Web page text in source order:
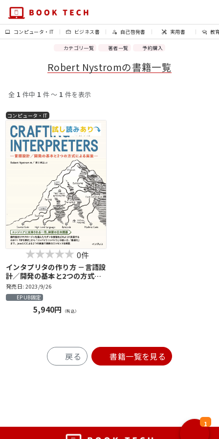
コンピュータ・IT ビジネス書 自己啓発書 実用書 教
カテゴリ一覧 著者一覧 予約購入
Robert Nystromの書籍一覧
1
全 1 件中 1 件 〜 1 件を表示
コンピュータ・IT
0件
インタプリタの作り方 －言語設
計／開発の基本と2つの方式に
よる実装－
発売日: 2023/9/26
EPUB固定
5,940円 （税込）
戻る 書籍一覧を見る